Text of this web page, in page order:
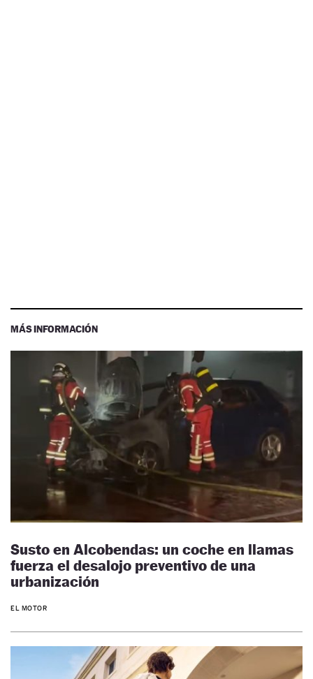
MÁS INFORMACIÓN
Susto en Alcobendas: un coche en llamas
fuerza el desalojo preventivo de una
urbanización
EL MOTOR